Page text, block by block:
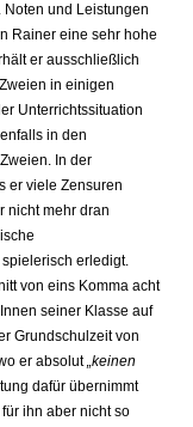
Noten und Leistungen
Rainer eine sehr hohe
er ausschließlich
in einigen
Unterrichtssituation
in den
In der
er viele Zensuren
nicht mehr dran
erledigt.
von eins Komma acht
seiner Klasse auf
Grundschulzeit von
er absolut„keinen
dafür übernimmt
ihn aber nicht so